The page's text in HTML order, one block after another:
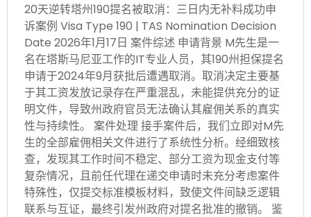
20天逆转塔州190提名被取消：三日内无补料成功申
诉案例 Visa Type 190 | TAS Nomination Decision
Date 2026年1月17日 案件综述 申请背景 M先生是一
名在塔斯马尼亚工作的IT专业人员，其190州担保提名
申请于2024年9月获批后遭遇取消。取消决定主要基
于其工资发放记录存在严重混乱，未能提供充分的证
明文件，导致州政府官员无法确认其雇佣关系的真实
性与持续性。 案件处理 接手案件后，我们立即对M先
生的全部雇佣相关文件进行了系统性分析。经细致核
查，发现其工作时间不稳定、部分工资为现金支付等
复杂情况，且前任代理在递交申请时未充分考虑案件
特殊性，仅提交标准模板材料，致使文件间缺乏逻辑
联系与互证，最终引发州政府对提名批准的撤销。 鉴